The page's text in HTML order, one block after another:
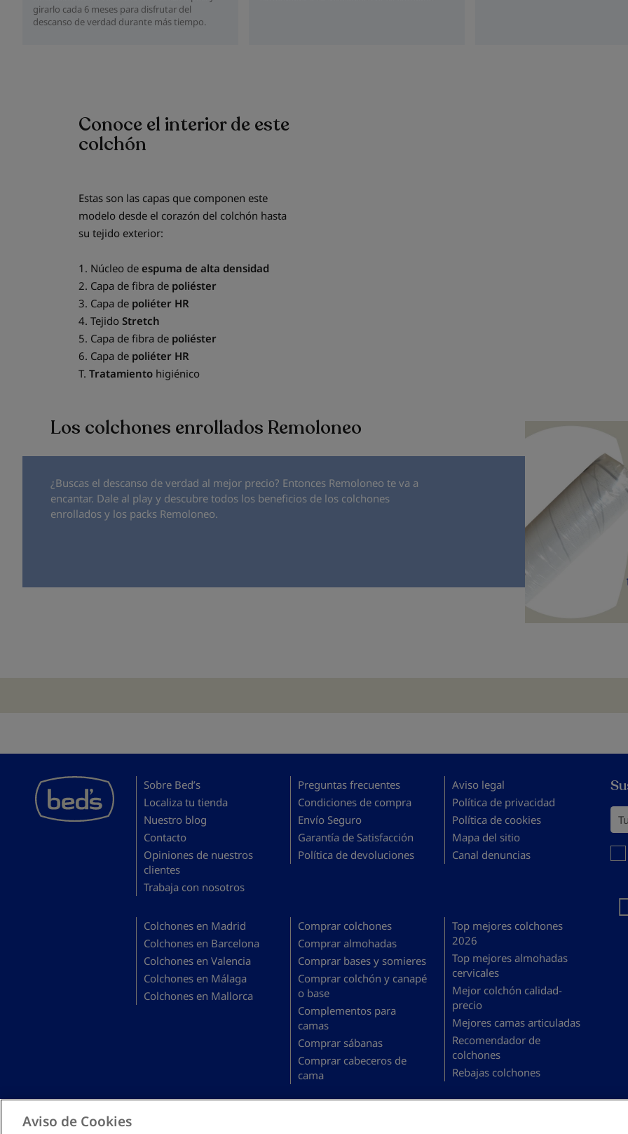
girarlo cada 6 meses para disfrutar del
descanso de verdad durante más tiempo.
Conoce el interior de este
colchón
Estas son las capas que componen este
modelo desde el corazón del colchón hasta
su tejido exterior:
1. Núcleo de espuma de alta densidad
2. Capa de fibra de poliéster
3. Capa de poliéter HR
4. Tejido Stretch
5. Capa de fibra de poliéster
6. Capa de poliéter HR
T. Tratamiento higiénico
Los colchones enrollados Remoloneo
¿Buscas el descanso de verdad al mejor precio? Entonces Remoloneo te va a
encantar. Dale al play y descubre todos los beneficios de los colchones
enrollados y los packs Remoloneo.
Sobre Bed’s
Localiza tu tienda
Nuestro blog
Contacto
Opiniones de nuestros
clientes
Trabaja con nosotros
Preguntas frecuentes
Condiciones de compra
Envío Seguro
Garantía de Satisfacción
Política de devoluciones
Aviso legal
Política de privacidad
Política de cookies
Mapa del sitio
Canal denuncias
Colchones en Madrid
Colchones en Barcelona
Colchones en Valencia
Colchones en Málaga
Colchones en Mallorca
Comprar colchones
Comprar almohadas
Comprar bases y somieres
Comprar colchón y canapé
o base
Complementos para
camas
Comprar sábanas
Comprar cabeceros de
cama
Top mejores colchones
2026
Top mejores almohadas
cervicales
Mejor colchón calidad-
precio
Mejores camas articuladas
Recomendador de
colchones
Rebajas colchones
Tu
Aviso de Cookies